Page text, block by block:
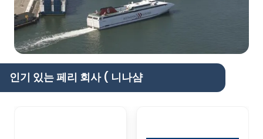
인기 있는 페리 회사 ( 니나샴